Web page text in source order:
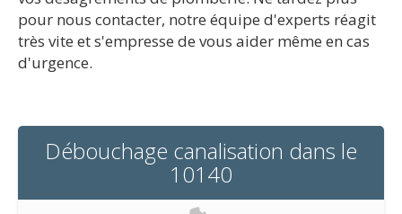
pour nous contacter, notre équipe d'experts réagit
très vite et s'empresse de vous aider même en cas
d'urgence.
Débouchage canalisation dans le
10140